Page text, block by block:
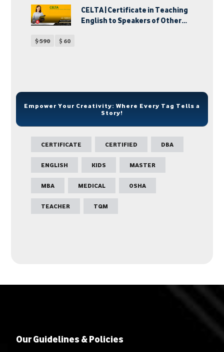
الناطقين بها
CELTA | Certificate in Teaching
English to Speakers of Other
$590 $60
Empower Your Creativity: Where Every Tag Tells a
Story!
CERTIFICATE CERTIFIED
DBA
ENGLISH
KIDS
MASTER
MBA
MEDICAL
OSHA
TEACHER
TQM
Our Guidelines & Policies